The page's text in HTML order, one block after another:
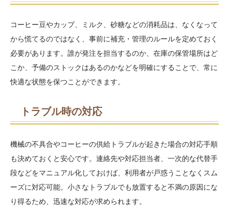
コーヒー豆やカップ、ミルク、砂糖などの消耗品は、なくなって
から慌てるのではなく、事前に補充・管理のルールを定めておく
必要があります。誰が発注を担当するのか、在庫の保管場所はど
こか、予備のストックはあるのかなどを明確にすることで、常に
快適な状態を保つことができます。
トラブル時の対応
機械の不具合やコーヒーの供給トラブルが起きた場合の対応手順
も決めておくと安心です。連絡先や対応担当者、一次的な代替手
段などをマニュアル化しておけば、利用者が戸惑うことなくスム
ーズに対応可能。小さなトラブルでも放置すると不満の原因にな
り得るため、迅速な対応が求められます。